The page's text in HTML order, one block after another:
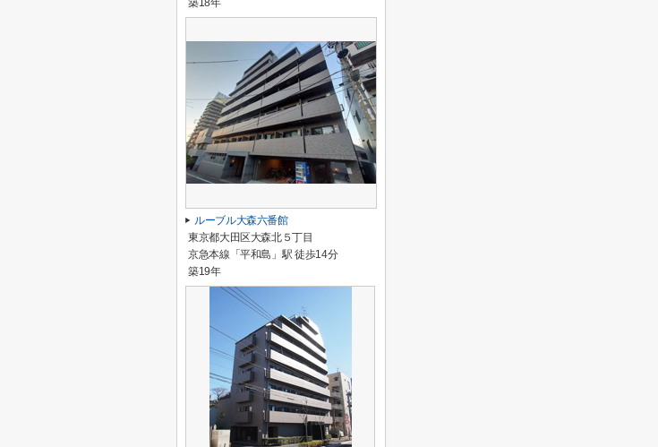
築18年
ルーブル大森六番館
東京都大田区大森北５丁目
京急本線「平和島」駅 徒歩14分
築19年